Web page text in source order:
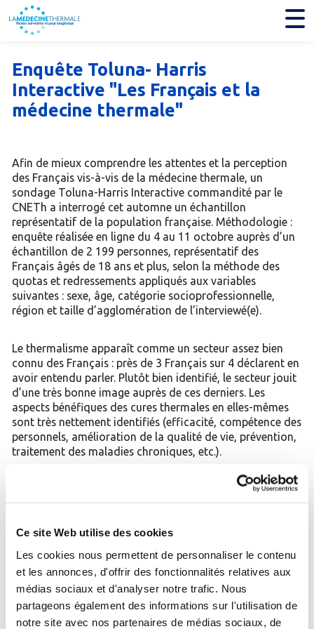
Ce site Web utilise des cookies
Les cookies nous permettent de personnaliser le contenu
et les annonces, d'offrir des fonctionnalités relatives aux
médias sociaux et d'analyser notre trafic. Nous
partageons également des informations sur l'utilisation de
notre site avec nos partenaires de médias sociaux, de
Enquête Toluna- Harris
Interactive "Les Français et la
médecine thermale"
Afin de mieux comprendre les attentes et la perception
des Français vis-à-vis de la médecine thermale, un
sondage Toluna-Harris Interactive commandité par le
CNETh a interrogé cet automne un échantillon
représentatif de la population française. Méthodologie :
enquête réalisée en ligne du 4 au 11 octobre auprès d’un
échantillon de 2 199 personnes, représentatif des
Français âgés de 18 ans et plus, selon la méthode des
quotas et redressements appliqués aux variables
suivantes : sexe, âge, catégorie socioprofessionnelle,
région et taille d’agglomération de l’interviewé(e).
Le thermalisme apparaît comme un secteur assez bien
connu des Français : près de 3 Français sur 4 déclarent en
avoir entendu parler. Plutôt bien identifié, le secteur jouit
d’une très bonne image auprès de ces derniers. Les
aspects bénéfiques des cures thermales en elles-mêmes
sont très nettement identifiés (efficacité, compétence des
personnels, amélioration de la qualité de vie, prévention,
traitement des maladies chroniques, etc.).
La médecine thermale est considérée comme une
pratique médicale qui se suffit à elle-même par 26% des
complément d’autres soins par 67% d’entre eux…
Aujourd’hui, de nombreux Français indiquent avoir
personnellement déjà fréquenté un établissement
thermal, et révèlent des expériences concluantes dans la
grande majorité des cas… Le remboursement des cures